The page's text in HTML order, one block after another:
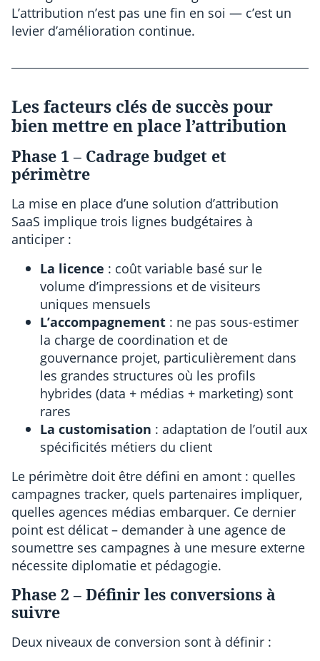
L’attribution n’est pas une fin en soi — c’est un
levier d’amélioration continue.
Les facteurs clés de succès pour
bien mettre en place l’attribution
Phase 1 – Cadrage budget et
périmètre
La mise en place d’une solution d’attribution
SaaS implique trois lignes budgétaires à
anticiper :
La licence : coût variable basé sur le
volume d’impressions et de visiteurs
uniques mensuels
L’accompagnement : ne pas sous-estimer
la charge de coordination et de
gouvernance projet, particulièrement dans
les grandes structures où les profils
hybrides (data + médias + marketing) sont
rares
La customisation : adaptation de l’outil aux
spécificités métiers du client
Le périmètre doit être défini en amont : quelles
campagnes tracker, quels partenaires impliquer,
quelles agences médias embarquer. Ce dernier
point est délicat – demander à une agence de
soumettre ses campagnes à une mesure externe
nécessite diplomatie et pédagogie.
Phase 2 – Définir les conversions à
suivre
Deux niveaux de conversion sont à définir :